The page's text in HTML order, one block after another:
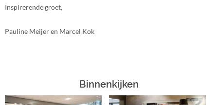
Inspirerende groet,
Pauline Meijer en Marcel Kok
Binnenkijken